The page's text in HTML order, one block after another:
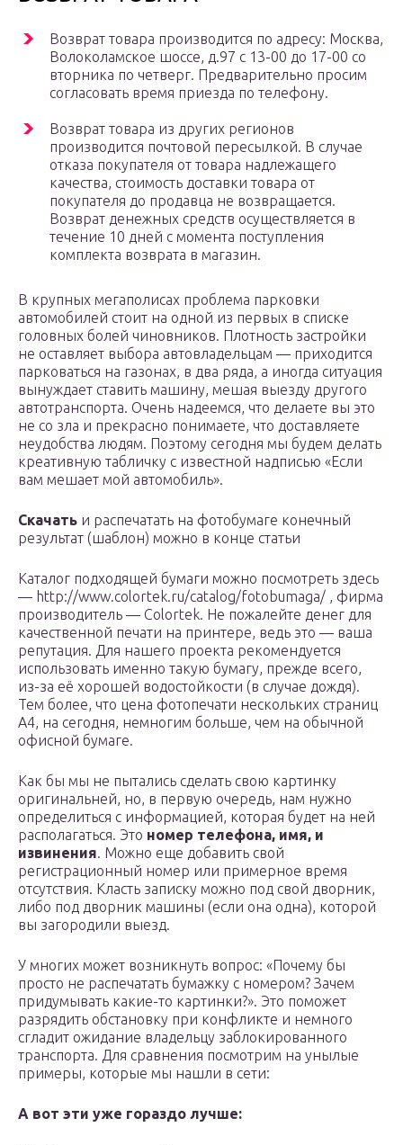
Возврат товара производится по адресу: Москва,
Волоколамское шоссе, д.97 с 13-00 до 17-00 со
вторника по четверг. Предварительно просим
согласовать время приезда по телефону.
Возврат товара из других регионов
производится почтовой пересылкой. В случае
отказа покупателя от товара надлежащего
качества, стоимость доставки товара от
покупателя до продавца не возвращается.
Возврат денежных средств осуществляется в
течение 10 дней с момента поступления
комплекта возврата в магазин.
В крупных мегаполисах проблема парковки
автомобилей стоит на одной из первых в списке
головных болей чиновников. Плотность застройки
не оставляет выбора автовладельцам — приходится
парковаться на газонах, в два ряда, а иногда ситуация
вынуждает ставить машину, мешая выезду другого
автотранспорта. Очень надеемся, что делаете вы это
не со зла и прекрасно понимаете, что доставляете
неудобства людям. Поэтому сегодня мы будем делать
креативную табличку с известной надписью «Если
вам мешает мой автомобиль».
Скачать и распечатать на фотобумаге конечный
результат (шаблон) можно в конце статьи
Каталог подходящей бумаги можно посмотреть здесь
— http://www.colortek.ru/catalog/fotobumaga/ , фирма
производитель — Colortek. Не пожалейте денег для
качественной печати на принтере, ведь это — ваша
репутация. Для нашего проекта рекомендуется
использовать именно такую бумагу, прежде всего,
из-за её хорошей водостойкости (в случае дождя).
Тем более, что цена фотопечати нескольких страниц
А4, на сегодня, немногим больше, чем на обычной
офисной бумаге.
Как бы мы не пытались сделать свою картинку
оригинальней, но, в первую очередь, нам нужно
определиться с информацией, которая будет на ней
располагаться. Это номер телефона, имя, и
извинения. Можно еще добавить свой
регистрационный номер или примерное время
отсутствия. Класть записку можно под свой дворник,
либо под дворник машины (если она одна), которой
вы загородили выезд.
У многих может возникнуть вопрос: «Почему бы
просто не распечатать бумажку с номером? Зачем
придумывать какие-то картинки?». Это поможет
разрядить обстановку при конфликте и немного
сгладит ожидание владельцу заблокированного
транспорта. Для сравнения посмотрим на унылые
примеры, которые мы нашли в сети:
А вот эти уже гораздо лучше: